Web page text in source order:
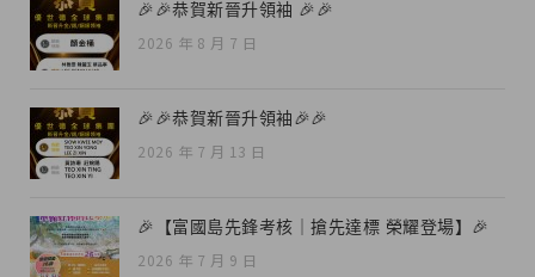
🎉🎉恭賀新晉升領袖 🎉🎉
2026 年 8 月 7 日
🎉🎉恭賀新晉升領袖🎉🎉
2026 年 7 月 13 日
🎉【富國島先鋒考核｜搶先達標 榮耀登場】🎉
2026 年 7 月 9 日